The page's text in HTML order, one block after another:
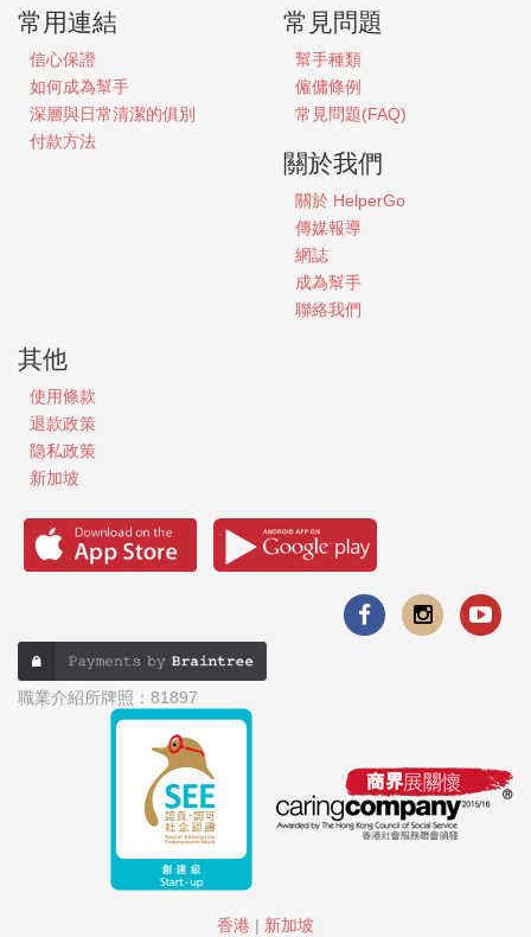
常用連結
信心保證
如何成為幫手
深層與日常清潔的俱別
付款方法
常見問題
幫手種類
僱傭條例
常見問題(FAQ)
關於我們
關於 HelperGo
傳媒報導
網誌
成為幫手
聯絡我們
其他
使用條款
退款政策
隐私政策
新加坡
職業介紹所牌照：81897
香港 | 新加坡